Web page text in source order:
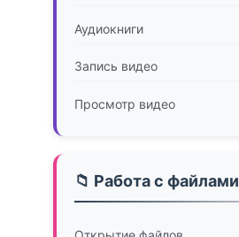
Аудиокниги
Запись видео
Просмотр видео
📁 Работа с файлами